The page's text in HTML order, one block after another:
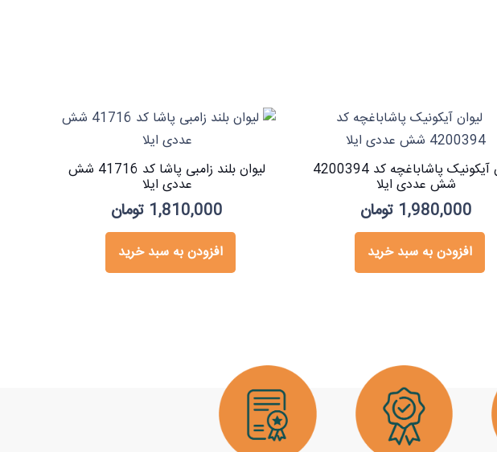
لیوان آیکونیک پاشاباغچه کد 4200394
شش عددی ایلا
1,980,000 تومان
افزودن به سبد خرید
لیوان بلند زامبی پاشا کد 41716 شش
عددی ایلا
1,810,000 تومان
افزودن به سبد خرید